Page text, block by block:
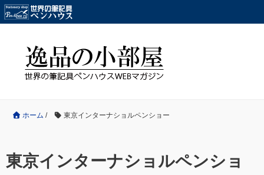
ホーム / 東京インターナショルペンショー
東京インターナショルペンショ